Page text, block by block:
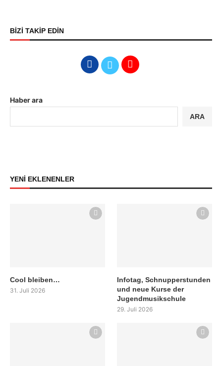
BİZİ TAKİP EDİN
Haber ara
ARA
YENİ EKLENENLER
Cool bleiben…
31. Juli 2026
Infotag, Schnupperstunden
und neue Kurse der
Jugendmusikschule
29. Juli 2026